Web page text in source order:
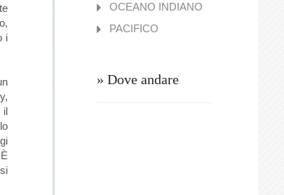
OCEANO INDIANO
PACIFICO
» Dove andare
i
il